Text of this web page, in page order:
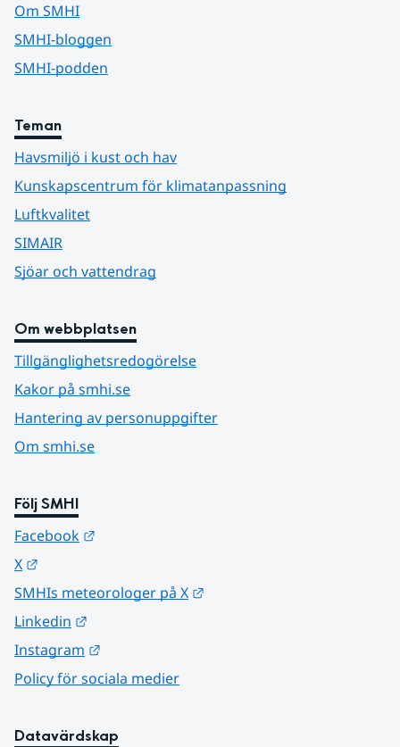
Om SMHI
SMHI-bloggen
SMHI-podden
Teman
Havsmiljö i kust och hav
Kunskapscentrum för klimatanpassning
Luftkvalitet
SIMAIR
Sjöar och vattendrag
Om webbplatsen
Tillgänglighetsredogörelse
Kakor på smhi.se
Hantering av personuppgifter
Om smhi.se
Följ SMHI
Facebook
X
SMHIs meteorologer på X
Linkedin
Instagram
Policy för sociala medier
Datavärdskap